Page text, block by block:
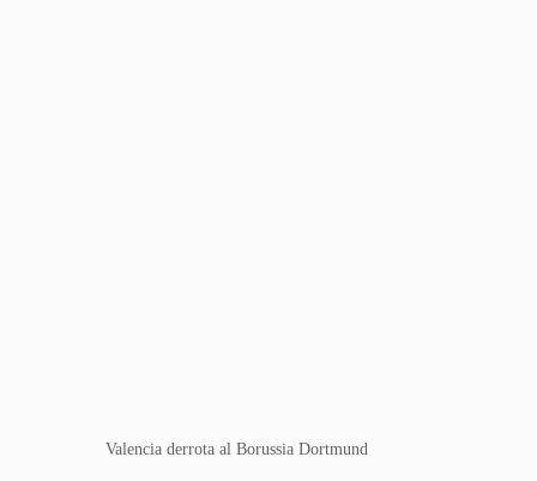
Valencia derrota al Borussia Dortmund